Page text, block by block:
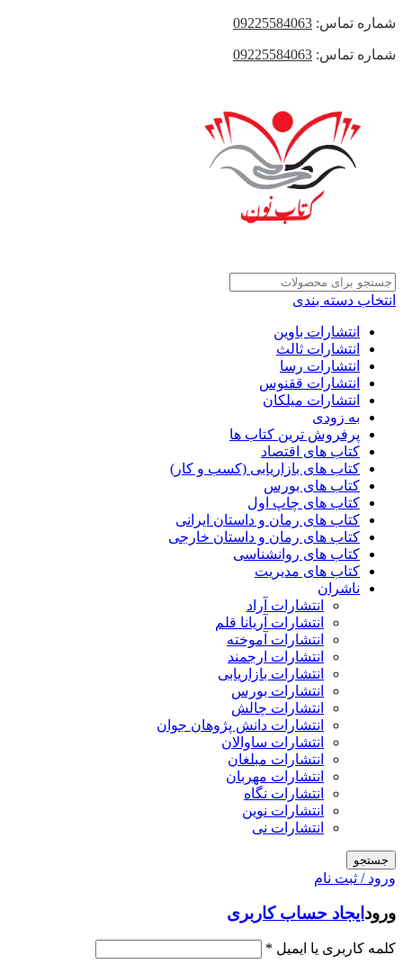
شماره تماس: 09225584063
شماره تماس: 09225584063
انتخاب دسته بندی
انتشارات باوین
انتشارات ثالث
انتشارات رسا
انتشارات ققنوس
انتشارات میلکان
به زودی
پرفروش ترین کتاب ها
کتاب های اقتصاد
کتاب های بازاریابی (کسب و کار)
کتاب های بورس
کتاب های چاپ اول
کتاب های رمان و داستان ایرانی
کتاب های رمان و داستان خارجی
کتاب های روانشناسی
کتاب های مدیریت
ناشران
انتشارات آراد
انتشارات آریانا قلم
انتشارات آموخته
انتشارات ارجمند
انتشارات بازاریابی
انتشارات بورس
انتشارات چالش
انتشارات دانش پژوهان جوان
انتشارات ساوالان
انتشارات مبلغان
انتشارات مهربان
انتشارات نگاه
انتشارات نوین
انتشارات نی
جستجو
ورود / ثبت نام
ورود ایجاد حساب کاربری
کلمه کاربری یا ایمیل *